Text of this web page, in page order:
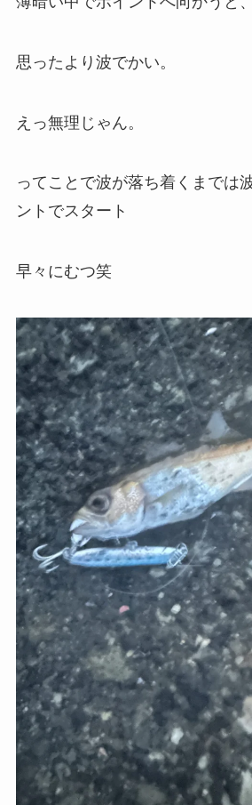
思ったより波でかい。
えっ無理じゃん。
ってことで波が落ち着くまでは
ントでスタート
早々にむつ笑